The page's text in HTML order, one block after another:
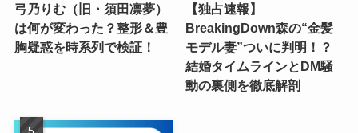
弓乃りむ（旧・須田凛夢）
は何が変わった？整形＆豊
胸疑惑を時系列で検証！
【独占速報】
BreakingDown森の“金髪
モデル妻”ついに判明！？
結婚タイムラインとDM騒
動の裏側を徹底解剖